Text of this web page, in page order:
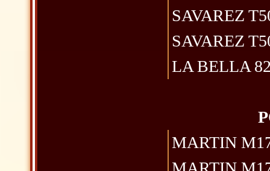
SAVAREZ
SAVAREZ
LA BELLA
MARTIN